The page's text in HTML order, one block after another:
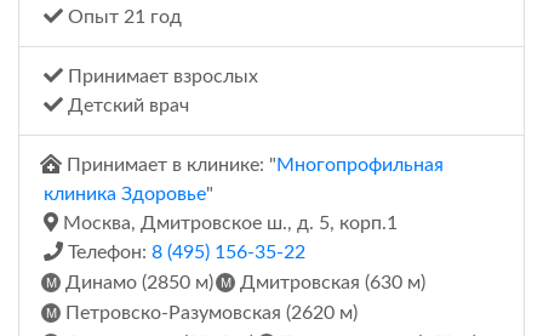
Опыт 21 год
Принимает взрослых
Детский врач
Принимает в клинике: "Многопрофильная
клиника Здоровье"
Москва, Дмитровское ш., д. 5, корп.1
Телефон: 8 (495) 156-35-22
Динамо (2850 м)
Дмитровская (630 м)
Петровско-Разумовская (2620 м)